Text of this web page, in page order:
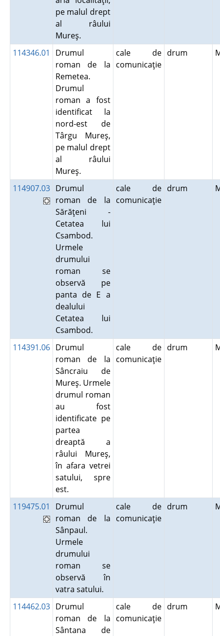
pe malul drept
al râului
Mureş.
114346.01
Drumul
roman de la
Remetea.
Drumul
roman a fost
identificat la
nord-est de
Târgu Mureş,
pe malul drept
al râului
Mureş.
cale de
comunicaţie
drum
114907.03 Drumul
roman de la
Sărăţeni -
Cetatea lui
Csambod.
Urmele
drumului
roman se
observă pe
panta de E a
dealului
Cetatea lui
Csambod.
cale de
comunicaţie
drum
114391.06 Drumul
roman de la
Sâncraiu de
Mureş. Urmele
drumul roman
au fost
identificate pe
partea
dreaptă a
râului Mureş,
în afara vetrei
satului, spre
est.
cale de
comunicaţie
drum
119475.01
Drumul
roman de la
Sânpaul.
Urmele
drumului
roman se
observă în
vatra satului.
cale de
comunicaţie
drum
114462.03 Drumul
roman de la
Sântana de
cale de
comunicaţie
drum